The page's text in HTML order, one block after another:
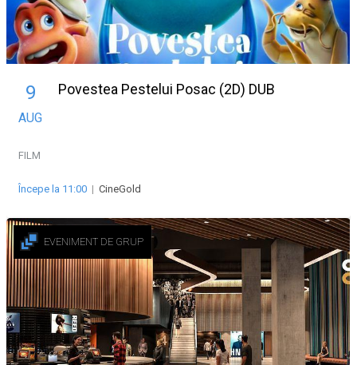
9
AUG
Povestea Pestelui Posac (2D) DUB
FILM
Începe la 11:00 | CineGold
EVENIMENT DE GRUP